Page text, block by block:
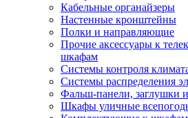
Кабельные органайзеры
Настенные кронштейны
Полки и направляющие
Прочие аксессуары к
шкафам
Системы контроля
Системы распределения
Фальш-панели, заглушки
Шкафы уличные